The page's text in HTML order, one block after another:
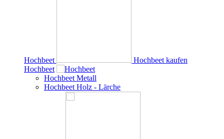
Hochbeet
Hochbeet kaufen
Hochbeet
Hochbeet Metall
Hochbeet Holz - Lärche